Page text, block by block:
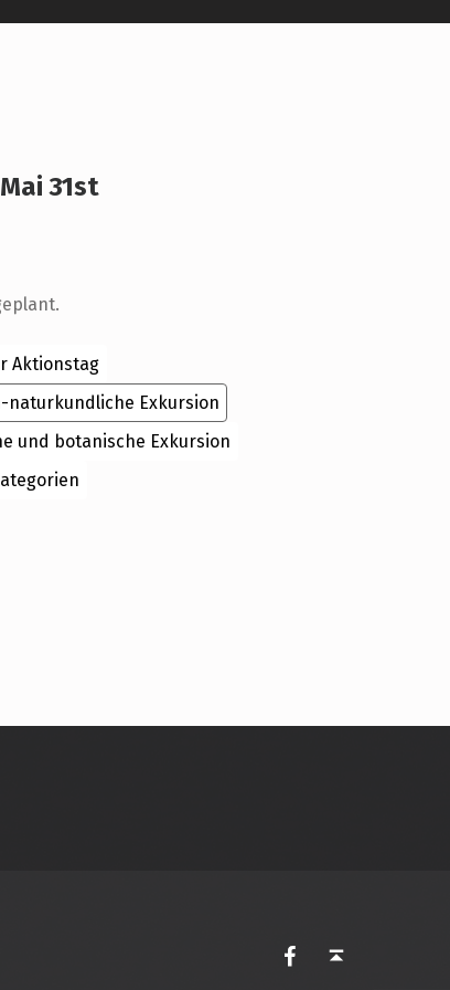
31st
Aktionstag
naturkundliche Exkursion
und botanische Exkursion
AVES Ostkantone bei Facebook